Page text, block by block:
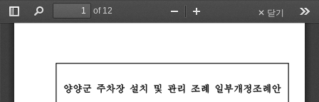
Toggle
Find
of 12 ✕ 닫기
Zoom
양양군 주차장 설치 및 관리 조례 일부개정조례안